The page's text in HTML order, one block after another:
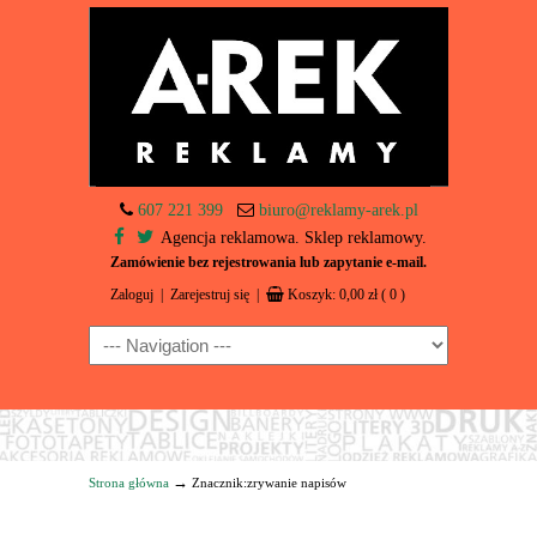
607 221 399
biuro@reklamy-arek.pl
Agencja reklamowa. Sklep reklamowy.
Zamówienie bez rejestrowania lub zapytanie e-mail.
Zaloguj Zarejestruj się Koszyk: 0,00 zł ( 0 )
Navigation
Strona główna → Znacznik:zrywanie napisów